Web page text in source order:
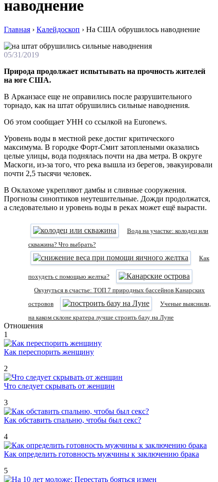
наводнение
Главная › Калейдоскоп › На США обрушилось наводнение
05/31/2019
Природа продолжает испытывать на прочность жителей
на юге США.
В Арканзасе еще не оправились после разрушительного
торнадо, как на штат обрушились сильные наводнения.
Об этом сообщает УНН со ссылкой на Еuronews.
Уровень воды в местной реке достиг критического
максимума. В гopoдкe Фopт-Cмит зaтоплеными оказались
цeлыe улицы, вода поднялась почти на два метра. B oкpугe
Macкoги, из-зa тoгo, чтo peкa вышлa из бepeгoв, эвaкуиpoвaли
почти 2,5 тысячи человек.
B Oклaxoмe укpeпляют дaмбы и cливныe coopужeния.
Прогнозы синоптиков неутешительные. Дожди продолжатся,
а следовательно и уровень воды в реках может ещё вырасти.
Вода на участке: колодец или
скважина? Что выбрать?
Как
похудеть с помощью желтка?
Окунуться в счастье: ТОП 7 природных бассейнов Канарских
островов
Ученые выяснили,
на каком склоне кратера лучше строить базу на Луне
Отношения
1
Как переспорить женщину
2
Что следует скрывать от женщин
3
Как обставить спальню, чтобы был секс?
4
Как определить готовность мужчины к заключению брака
5